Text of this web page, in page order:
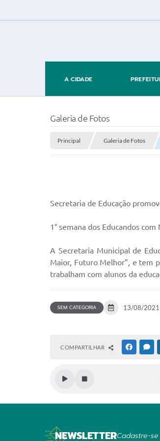
A CIDADE
Galeria de Fotos
Principal Galeria de Fotos
Secretaria de Educação
1° semana dos Educandos
A Secretaria Municipal de
Maior, Futuro Melhor”, e tem
trabalham com alunos da
SEM CATEGORIA 13/08/2021
COMPARTILHAR
NEWSLETTERCadastre-